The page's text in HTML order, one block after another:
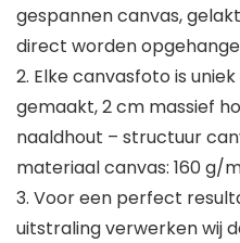
gespannen canvas,
direct worden
2. Elke canvasfoto is
gemaakt, 2 cm massief
naaldhout – structuur
materiaal canvas: 160 g/
3. Voor een perfect
uitstraling verwerken wij